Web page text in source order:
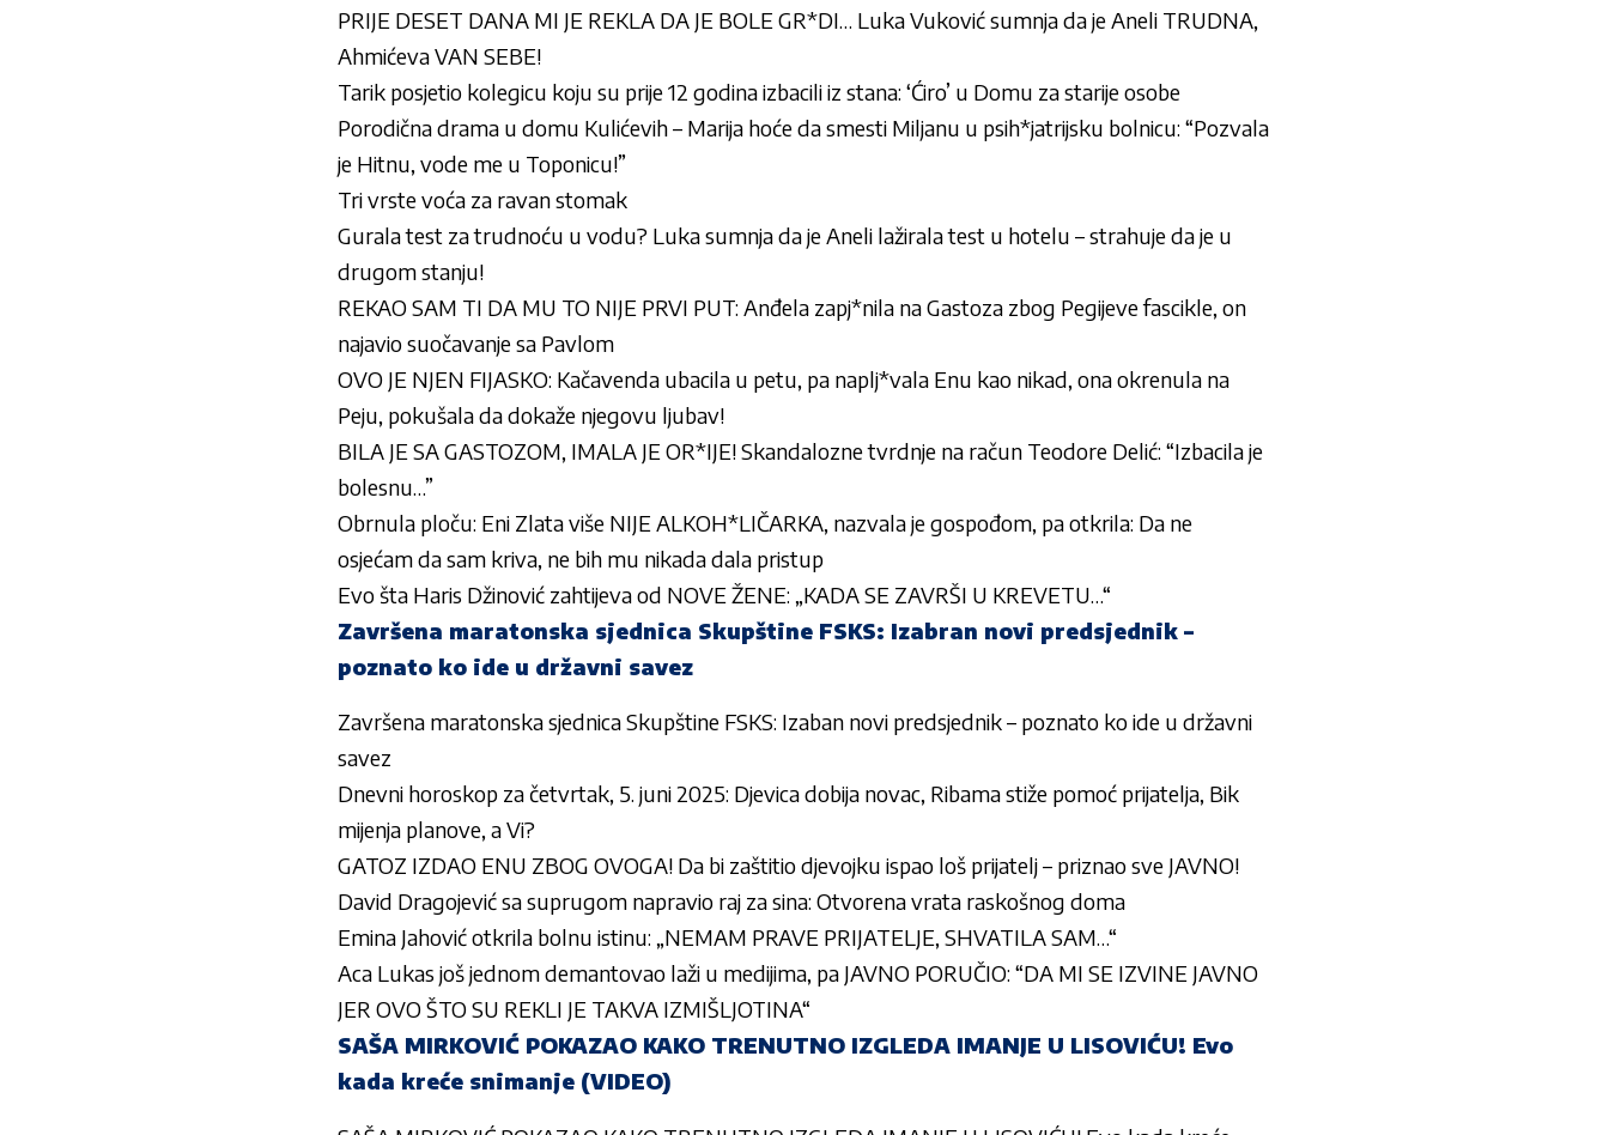
PRIJE DESET DANA MI JE REKLA DA JE BOLE GR*DI… Luka Vuković sumnja da je Aneli TRUDNA,
Ahmićeva VAN SEBE!
Tarik posjetio kolegicu koju su prije 12 godina izbacili iz stana: ‘Ćiro’ u Domu za starije osobe
Porodična drama u domu Kulićevih – Marija hoće da smesti Miljanu u psih*jatrijsku bolnicu: “Pozvala
je Hitnu, vode me u Toponicu!”
Tri vrste voća za ravan stomak
Gurala test za trudnoću u vodu? Luka sumnja da je Aneli lažirala test u hotelu – strahuje da je u
drugom stanju!
REKAO SAM TI DA MU TO NIJE PRVI PUT: Anđela zapj*nila na Gastoza zbog Pegijeve fascikle, on
najavio suočavanje sa Pavlom
OVO JE NJEN FIJASKO: Kačavenda ubacila u petu, pa naplj*vala Enu kao nikad, ona okrenula na
Peju, pokušala da dokaže njegovu ljubav!
BILA JE SA GASTOZOM, IMALA JE OR*IJE! Skandalozne tvrdnje na račun Teodore Delić: “Izbacila je
bolesnu…”
Obrnula ploču: Eni Zlata više NIJE ALKOH*LIČARKA, nazvala je gospođom, pa otkrila: Da ne
osjećam da sam kriva, ne bih mu nikada dala pristup
Evo šta Haris Džinović zahtijeva od NOVE ŽENE: „KADA SE ZAVRŠI U KREVETU…“
Završena maratonska sjednica Skupštine FSKS: Izabran novi predsjednik –
poznato ko ide u državni savez
Završena maratonska sjednica Skupštine FSKS: Izaban novi predsjednik – poznato ko ide u državni
savez
Dnevni horoskop za četvrtak, 5. juni 2025: Djevica dobija novac, Ribama stiže pomoć prijatelja, Bik
mijenja planove, a Vi?
GATOZ IZDAO ENU ZBOG OVOGA! Da bi zaštitio djevojku ispao loš prijatelj – priznao sve JAVNO!
David Dragojević sa suprugom napravio raj za sina: Otvorena vrata raskošnog doma
Emina Jahović otkrila bolnu istinu: „NEMAM PRAVE PRIJATELJE, SHVATILA SAM…“
Aca Lukas još jednom demantovao laži u medijima, pa JAVNO PORUČIO: “DA MI SE IZVINE JAVNO
JER OVO ŠTO SU REKLI JE TAKVA IZMIŠLJOTINA“
SAŠA MIRKOVIĆ POKAZAO KAKO TRENUTNO IZGLEDA IMANJE U LISOVIĆU! Evo
kada kreće snimanje (VIDEO)